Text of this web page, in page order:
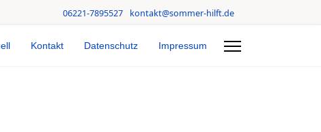
06221-7895527 kontakt@sommer-hilft.de
Kontakt Datenschutz Impressum